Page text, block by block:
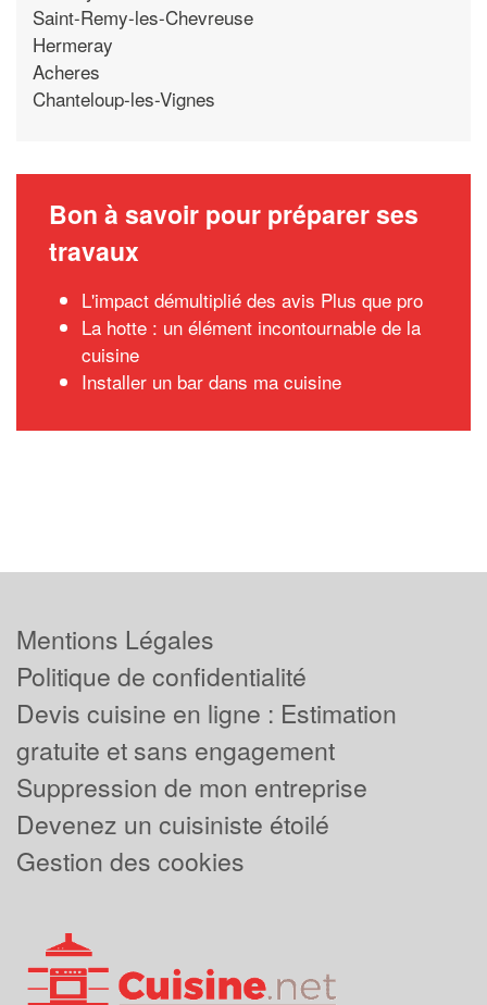
Saint-Remy-les-Chevreuse
Hermeray
Acheres
Chanteloup-les-Vignes
Bon à savoir pour préparer ses
travaux
L'impact démultiplié des avis Plus que pro
La hotte : un élément incontournable de la
cuisine
Installer un bar dans ma cuisine
Mentions Légales
Politique de confidentialité
Devis cuisine en ligne : Estimation
gratuite et sans engagement
Suppression de mon entreprise
Devenez un cuisiniste étoilé
Gestion des cookies